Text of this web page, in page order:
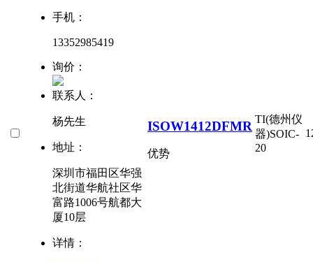
手机：
13352985419
询价：
联系人：
杨先生
地址：
深圳市福田区华强
北街道华航社区华
富路1006号航都大
厦10层
详情：
ISOW1412DFMR
优势
TI(德州仪
器)SOIC-
20